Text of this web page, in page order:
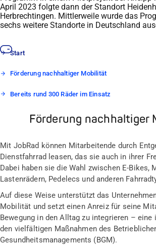
April 2023 folgte dann der Standort
Herbrechtingen. Mittlerweile wurde das
sechs weitere Standorte in Deutschland
Start
Förderung nachhaltiger Mobilität
Bereits rund 300 Räder im Einsatz
Förderung nachhaltiger
Mit JobRad können Mitarbeitende durch
Dienstfahrrad leasen, das sie auch in ihrer
Dabei haben sie die Wahl zwischen E-Bikes,
Lastenrädern, Pedelecs und anderen
Auf diese Weise unterstützt das
Mobilität und setzt einen Anreiz für seine
Bewegung in den Alltag zu integrieren – eine
den vielfältigen Maßnahmen des
Gesundheitsmanagements (BGM).